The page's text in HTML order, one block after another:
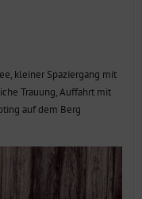
kleiner Spaziergang mit
Trauung, Auffahrt mit
auf dem Berg